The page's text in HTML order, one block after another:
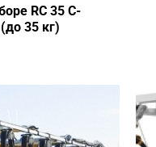
RC 35 C-
35 кг)